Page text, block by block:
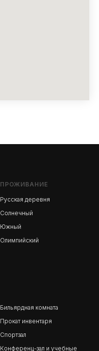
ПРОЖИВАНИЕ
Русская деревня
Солнечный
Южный
Олимпийский
Бильярдная комната
Прокат инвентаря
Спортзал
Конференц-зал и учебные